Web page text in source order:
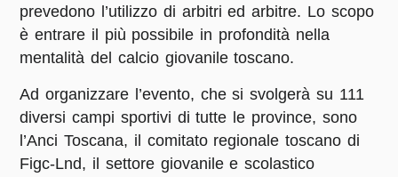
prevedono l’utilizzo di arbitri ed arbitre. Lo scopo
è entrare il più possibile in profondità nella
mentalità del calcio giovanile toscano.
Ad organizzare l’evento, che si svolgerà su 111
diversi campi sportivi di tutte le province, sono
l’Anci Toscana, il comitato regionale toscano di
Figc-Lnd, il settore giovanile e scolastico